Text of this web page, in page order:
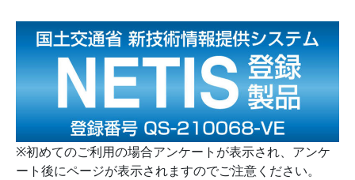
※初めてのご利用の場合アンケートが表示され、アンケ
ート後にページが表示されますのでご注意ください。